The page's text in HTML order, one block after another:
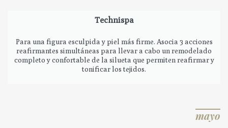
Technispa
Para una figura esculpida y piel más firme. Asocia 3 acciones
reafirmantes simultáneas para llevar a cabo un remodelado
completo y confortable de la silueta que permiten reafirmar y
tonificar los tejidos.
mayo